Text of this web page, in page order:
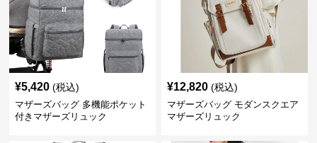
¥5,420 (税込)
マザーズバッグ 多機能ポケット
付きマザーズリュック
¥12,820 (税込)
マザーズバッグ モダンスクエア
マザーズリュック